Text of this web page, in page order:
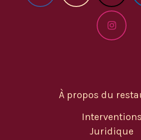
À propos du
Interventions
Juridique